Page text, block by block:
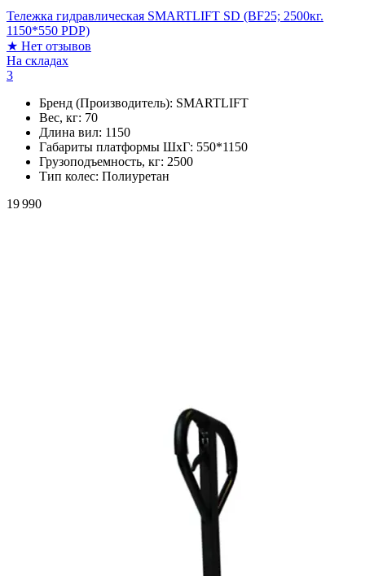
Тележка гидравлическая SMARTLIFT SD (BF25; 2500кг.
1150*550 PDP)
★ Нет отзывов
На складах
3
Бренд (Производитель): SMARTLIFT
Вес, кг: 70
Длина вил: 1150
Габариты платформы ШxГ: 550*1150
Грузоподъемность, кг: 2500
Тип колес: Полиуретан
19 990